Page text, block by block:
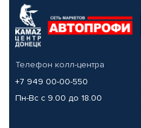
Телефон колл-центра
+7 949 00-00-550
Пн-Вс с 9.00 до 18.00